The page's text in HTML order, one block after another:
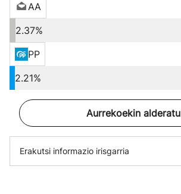
AA
2.37%
PP
2.21%
Aurrekoekin alderatu
Erakutsi informazio irisgarria